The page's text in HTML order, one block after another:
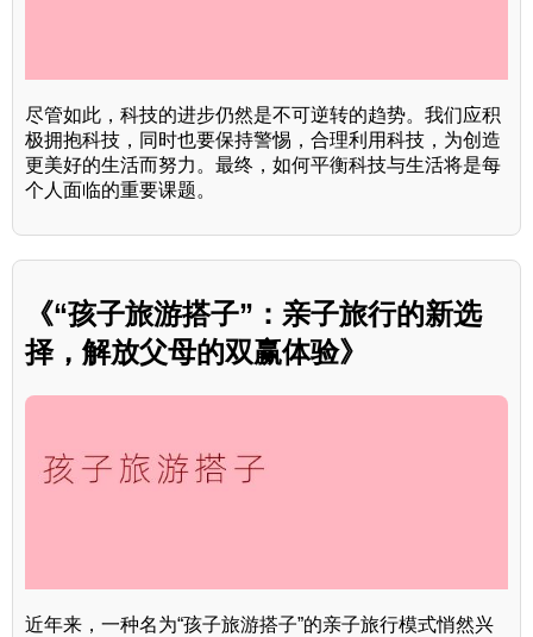
尽管如此，科技的进步仍然是不可逆转的趋势。我们应积
极拥抱科技，同时也要保持警惕，合理利用科技，为创造
更美好的生活而努力。最终，如何平衡科技与生活将是每
个人面临的重要课题。
《“孩子旅游搭子”：亲子旅行的新选
择，解放父母的双赢体验》
近年来，一种名为“孩子旅游搭子”的亲子旅行模式悄然兴